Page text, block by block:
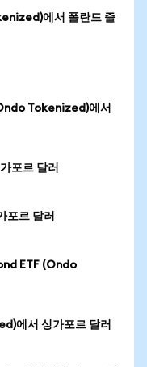
에서 폴란드 즐
Tokenized)에서
포르 달러
포르 달러
ETF (Ondo
에서 싱가포르 달러